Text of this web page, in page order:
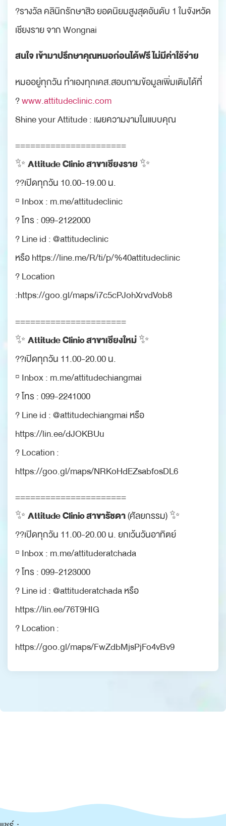
?รางวัล คลินิกรักษาสิว ยอดนิยมสูงสุดอันดับ 1 ในจังหวัด
เชียงราย จาก Wongnai
สนใจ เข้ามาปรึกษาคุณหมอก่อนได้ฟรี ไม่มีค่าใช้จ่าย
หมออยู่ทุกวัน ทำเองทุกเคส.สอบถามข้อมูลเพิ่มเติมได้ที่
?www.attitudeclinic.com
Shine your Attitude : เผยความงามในแบบคุณ
======================
✨Attitude Clinic สาขาเชียงราย ✨
??เปิดทุกวัน 10.00-19.00 น.
▫️ Inbox : m.me/attitudeclinic
? โทร : 099-2122000
? Line id : @attitudeclinic
หรือ https://line.me/R/ti/p/%40attitudeclinic
? Location
:https://goo.gl/maps/i7c5cPJohXrvdVob8
======================
✨Attitude Clinic สาขาเชียงใหม่✨
??เปิดทุกวัน 11.00-20.00 น.
▫️ Inbox : m.me/attitudechiangmai
? โทร : 099-2241000
? Line id : @attitudechiangmai หรือ
https://lin.ee/dJOKBUu
? Location :
https://goo.gl/maps/NRKoHdEZsabfosDL6
======================
✨Attitude Clinic สาขารัชดา(ศัลยกรรม) ✨
??เปิดทุกวัน 11.00-20.00 น. ยกเว้นวันอาทิตย์
▫️ Inbox : m.me/attituderatchada
? โทร : 099-2123000
? Line id : @attituderatchada หรือ
https://lin.ee/76T9HIG
? Location :
https://goo.gl/maps/FwZdbMjsPjFo4vBv9